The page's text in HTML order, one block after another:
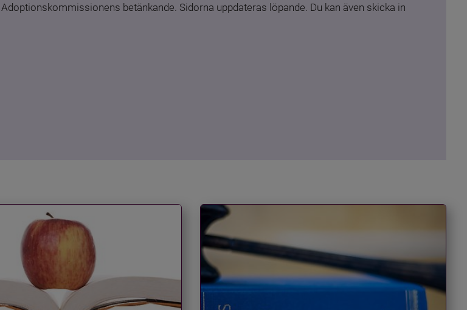
betänkande. Sidorna uppdateras löpande. Du kan även skicka in